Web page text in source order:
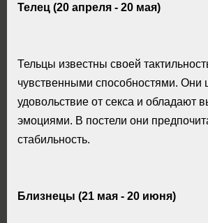
Телец (20 апреля - 20 мая)
Тельцы известны своей
чувственными способностями. Они
удовольствие от секса и обладают
эмоциями. В постели они
стабильность.
Близнецы (21 мая - 20 июня)